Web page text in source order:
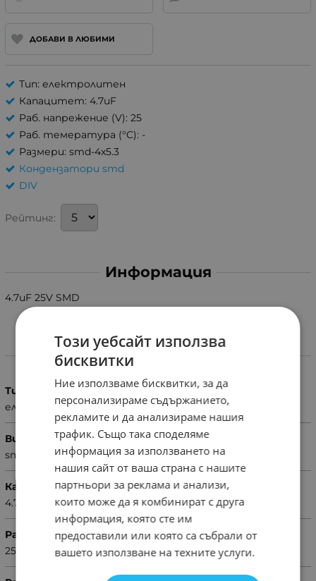
ДОБАВИ В ЛЮБИМИ
Тип: електролитен
Капацитет: 4.7uF
Раб. напрежение (V): 25
Раб. темература (°C): -
Размери: smd-4x5.3
Кондензатори smd
DIV
Рейтинг:
Информация
4.7uF 25V SMD
Характеристики
Тип
електролитен
Вид
smd
Капацитет
4.7uF
Раб. напрежение (V)
25
Този уебсайт използва
бисквитки
Ние използваме бисквитки, за да
персонализираме съдържанието,
рекламите и да анализираме нашия
трафик. Също така споделяме
информация за използването на
нашия сайт от ваша страна с нашите
партньори за реклама и анализи,
които може да я комбинират с друга
информация, която сте им
предоставили или която са събрали от
вашето използване на техните услуги.